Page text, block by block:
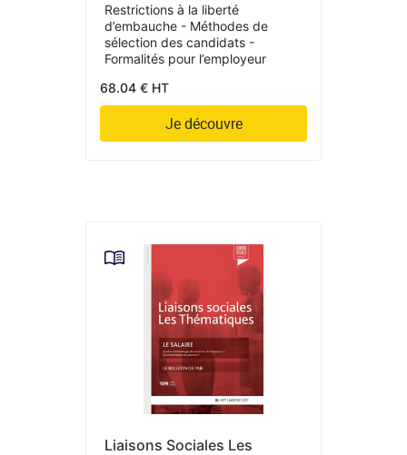
Restrictions à la liberté
d’embauche - Méthodes de
sélection des candidats -
Formalités pour l’employeur
68.04 € HT
Je découvre
Liaisons Sociales Les